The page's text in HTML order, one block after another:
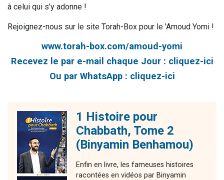
à celui qui s’y adonne !
Rejoignez-nous sur le site Torah-Box pour le 'Amoud Yomi !
www.torah-box.com/amoud-yomi
Recevez le par e-mail chaque Jour : cliquez-ici
Ou par WhatsApp : cliquez-ici
1 Histoire pour
Chabbath, Tome 2
(Binyamin Benhamou)
Enfin en livre, les fameuses histoires
racontées en vidéos par Binyamin